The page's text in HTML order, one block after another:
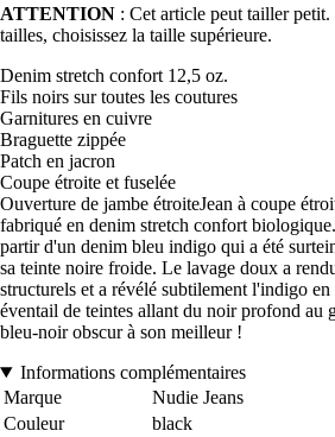
ATTENTION : Cet article peut tailler petit.
tailles, choisissez la taille supérieure.
Denim stretch confort 12,5 oz.
Fils noirs sur toutes les coutures
Garnitures en cuivre
Braguette zippée
Patch en jacron
Coupe étroite et fuselée
Ouverture de jambe étroiteJean à coupe
fabriqué en denim stretch confort
partir d'un denim bleu indigo qui a été
sa teinte noire froide. Le lavage doux a
structurels et a révélé subtilement l'indigo en
éventail de teintes allant du noir profond au
bleu-noir obscur à son meilleur !
Informations complémentaires
Marque
Nudie Jeans
Couleur
black